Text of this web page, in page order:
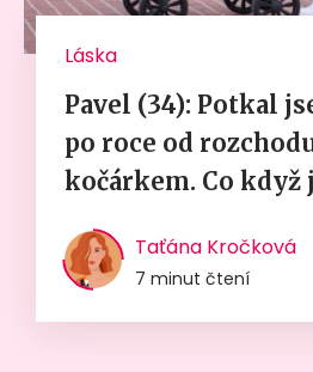
Láska
Pavel (34): Potkal
po roce od
kočárkem. Co když
Taťána Kročková
7 minut čtení